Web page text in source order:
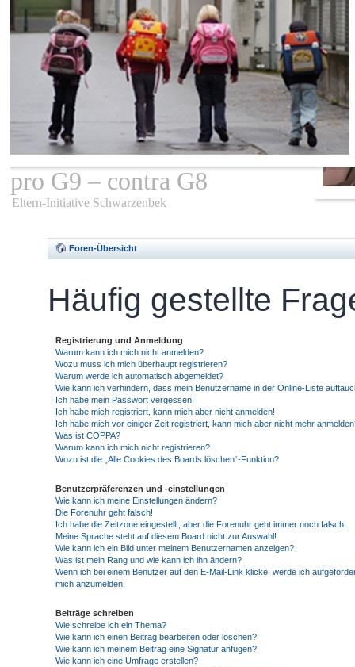
pro G9 – contra G8
Eltern-Initiative Schwarzenbek
Foren-Übersicht
Häufig gestellte
Registrierung und Anmeldung
Warum kann ich mich nicht anmelden?
Wozu muss ich mich überhaupt registrieren?
Warum werde ich automatisch abgemeldet?
Wie kann ich verhindern, dass mein Benutzername in der Online-Liste
Ich habe mein Passwort vergessen!
Ich habe mich registriert, kann mich aber nicht anmelden!
Ich habe mich vor einiger Zeit registriert, kann mich aber nicht mehr
Was ist COPPA?
Warum kann ich mich nicht registrieren?
Wozu ist die „Alle Cookies des Boards löschen“-Funktion?
Benutzerpräferenzen und -einstellungen
Wie kann ich meine Einstellungen ändern?
Die Forenuhr geht falsch!
Ich habe die Zeitzone eingestellt, aber die Forenuhr geht immer noch falsch!
Meine Sprache steht auf diesem Board nicht zur Auswahl!
Wie kann ich ein Bild unter meinem Benutzernamen anzeigen?
Was ist mein Rang und wie kann ich ihn ändern?
Wenn ich bei einem Benutzer auf den E-Mail-Link klicke, werde ich
mich anzumelden.
Beiträge schreiben
Wie schreibe ich ein Thema?
Wie kann ich einen Beitrag bearbeiten oder löschen?
Wie kann ich meinem Beitrag eine Signatur anfügen?
Wie kann ich eine Umfrage erstellen?